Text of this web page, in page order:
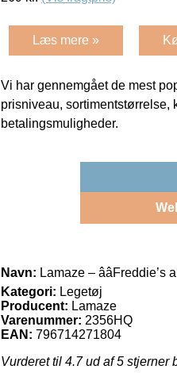
Læs mere »
Vi har gennemgået de mest
prisniveau, sortimentstørrelse,
betalingsmuligheder.
Navn: Lamaze –
Kategori: Legetøj
Producent: Lamaze
Varenummer: 2356HQ
EAN: 796714271804
Vurderet til 4.7ud af 5 stjerner